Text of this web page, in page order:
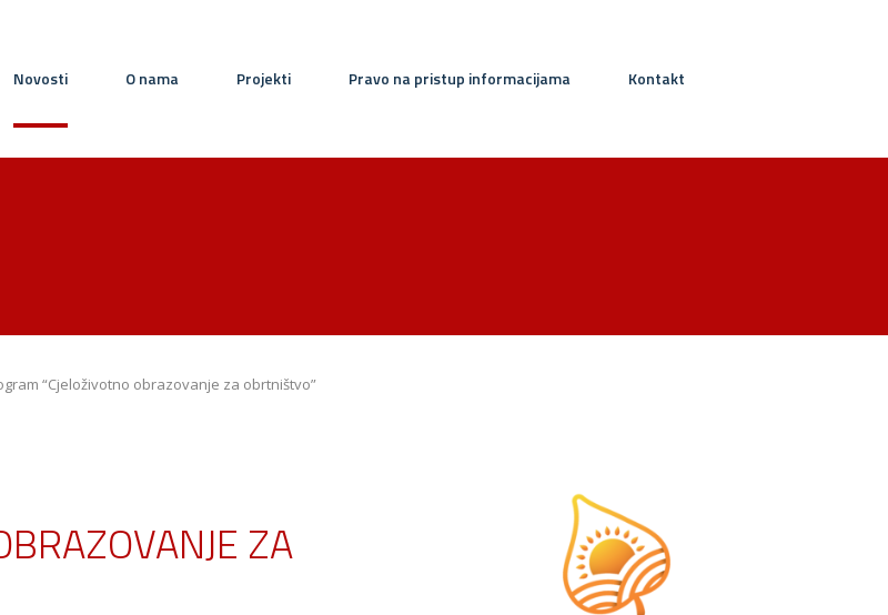
Novosti O nama Projekti Pravo na pristup informacijama Kontakt
“Cjeloživotno obrazovanje za obrtništvo”
ZA